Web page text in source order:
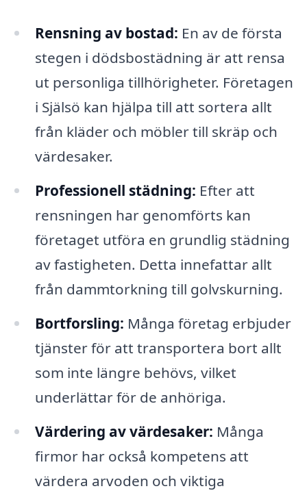
Rensning av bostad: En av de första
stegen i dödsbostädning är att rensa
ut personliga tillhörigheter. Företagen
i Själsö kan hjälpa till att sortera allt
från kläder och möbler till skräp och
värdesaker.
Professionell städning: Efter att
rensningen har genomförts kan
företaget utföra en grundlig städning
av fastigheten. Detta innefattar allt
från dammtorkning till golvskurning.
Bortforsling: Många företag erbjuder
tjänster för att transportera bort allt
som inte längre behövs, vilket
underlättar för de anhöriga.
Värdering av värdesaker: Många
firmor har också kompetens att
värdera arvoden och viktiga